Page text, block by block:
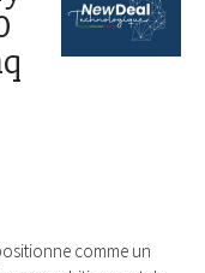
comme un